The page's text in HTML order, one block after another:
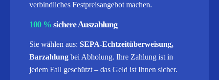
verbindliches Festpreisangebot machen.
100 % sichere Auszahlung
Sie wählen aus: SEPA-Echtzeitüberweisung,
Barzahlung bei Abholung. Ihre Zahlung ist in
jedem Fall geschützt – das Geld ist Ihnen sicher.